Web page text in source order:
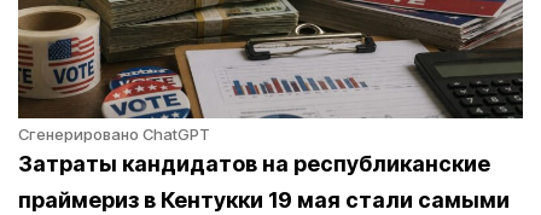
Сгенерировано ChatGPT
Затраты кандидатов на республиканские
праймериз в Кентукки 19 мая стали самыми